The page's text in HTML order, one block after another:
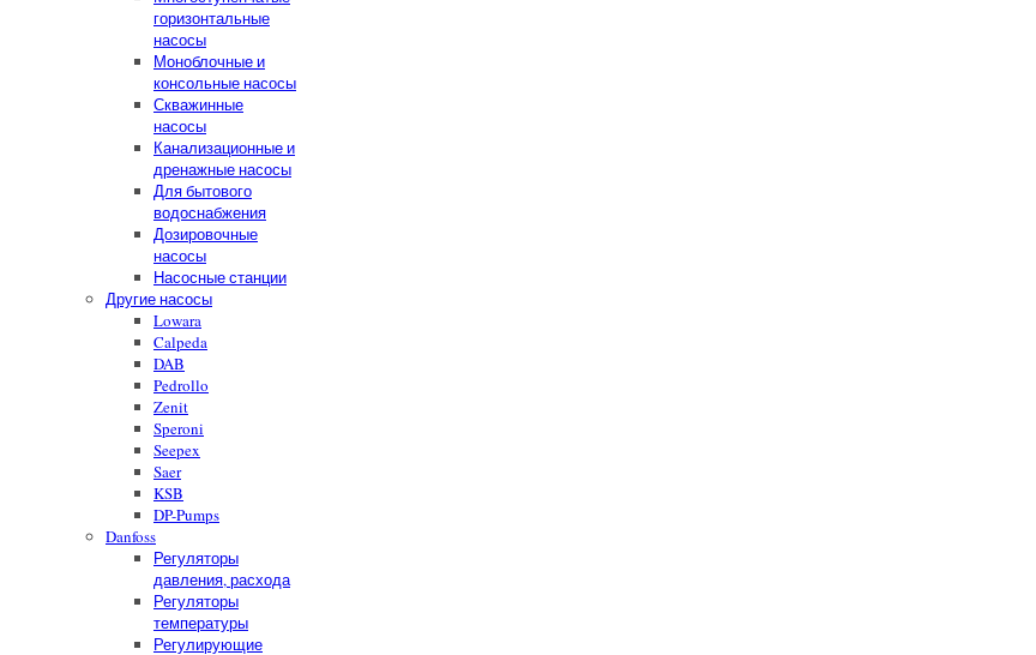
горизонтальные
насосы
Моноблочные и
консольные насосы
Скважинные
насосы
Канализационные и
дренажные насосы
Для бытового
водоснабжения
Дозировочные
насосы
Насосные станции
Другие насосы
Lowara
Calpeda
DAB
Pedrollo
Zenit
Speroni
Seepex
Saer
KSB
DP-Pumps
Danfoss
Регуляторы
давления, расхода
Регуляторы
температуры
Регулирующие